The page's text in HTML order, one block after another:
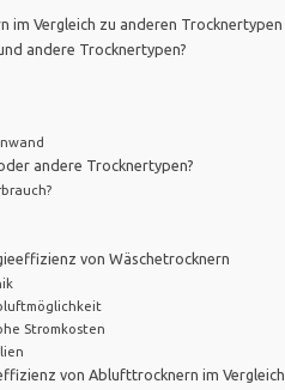
im Vergleich zu anderen Trocknertypen
andere Trocknertypen?
andere Trocknertypen?
von Wäschetrocknern
Stromkosten
von Ablufttrocknern im Vergleich